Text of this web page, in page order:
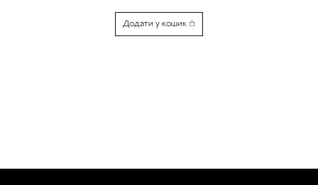
Додати у кошик